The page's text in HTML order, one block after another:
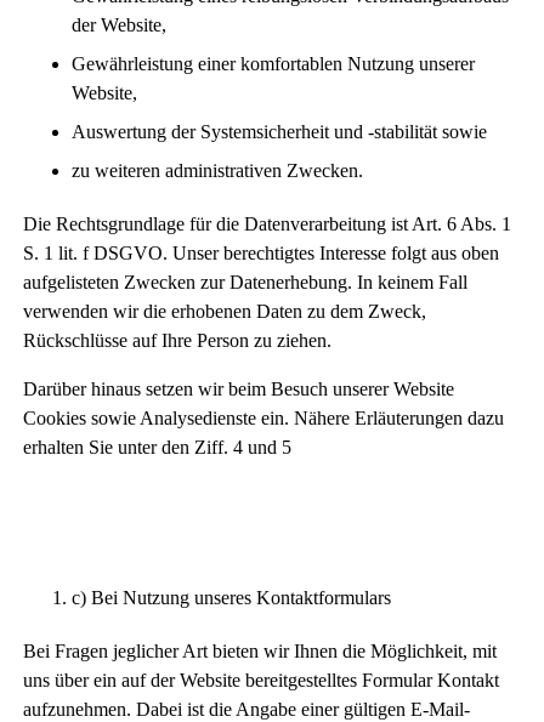
der Website,
Gewährleistung einer komfortablen Nutzung unserer
Website,
Auswertung der Systemsicherheit und -stabilität sowie
zu weiteren administrativen Zwecken.
Die Rechtsgrundlage für die Datenverarbeitung ist Art. 6 Abs. 1
S. 1 lit. f DSGVO. Unser berechtigtes Interesse folgt aus oben
aufgelisteten Zwecken zur Datenerhebung. In keinem Fall
verwenden wir die erhobenen Daten zu dem Zweck,
Rückschlüsse auf Ihre Person zu ziehen.
Darüber hinaus setzen wir beim Besuch unserer Website
Cookies sowie Analysedienste ein. Nähere Erläuterungen dazu
erhalten Sie unter den Ziff. 4 und 5
c) Bei Nutzung unseres Kontaktformulars
Bei Fragen jeglicher Art bieten wir Ihnen die Möglichkeit, mit
uns über ein auf der Website bereitgestelltes Formular Kontakt
aufzunehmen. Dabei ist die Angabe einer gültigen E-Mail-